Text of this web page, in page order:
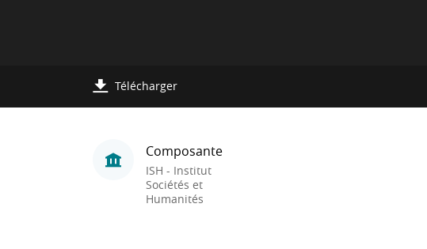
Télécharger
Composante
ISH - Institut
Sociétés et
Humanités